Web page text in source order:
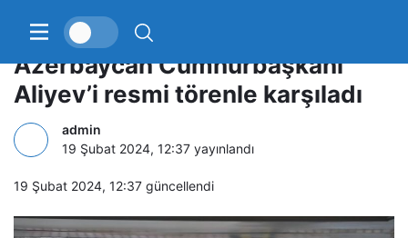
Cumhurbaşkanı Erdoğan,
Azerbaycan Cumhurbaşkanı
Aliyev’i resmi törenle karşıladı
admin
19 Şubat 2024, 12:37 yayınlandı
19 Şubat 2024, 12:37 güncellendi